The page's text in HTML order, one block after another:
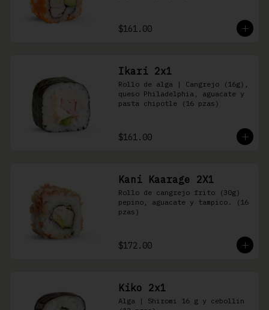
$161.00
Ikari 2x1
Rollo de alga | Cangrejo (16g),
queso Philadelphia, aguacate y
pasta chipotle (16 pzas)
$161.00
Kani Kaarage 2X1
Rollo de cangrejo frito (30g)
pepino, aguacate y tampico. (16
pzas)
$172.00
Kiko 2x1
Alga | Shiromi 16 g y cebollin